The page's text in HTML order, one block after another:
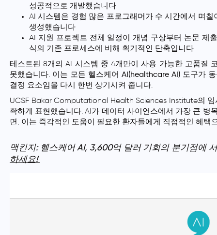
성공적으로 개발했습니다
AI 시스템은 경험 많은 프로그래머가 수 시간에서 며칠
생성했습니다
AI 지원 프로젝트 전체 일정이 개념 구상부터 논문 제
식의 기존 프로세스에 비해 획기적인 단축입니다
테스트된 8개의 AI 시스템 중 4개만이 사용 가능한 고품질
못했습니다. 이는 모든 헬스케어 AI(healthcare AI) 도구가
결정 요소임을 다시 한번 상기시켜 줍니다.
UCSF Bakar Computational Health Sciences Institute의
확하게 표현했습니다. AI가 데이터 사이언스에서 가장 큰 병
면, 이는 즉각적인 도움이 필요한 환자들에게 직접적인 혜택
맥킨지: 헬스케어 AI, 3,600억 달러 기회의 분기점에
하세요!